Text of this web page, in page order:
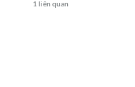
1 liên quan